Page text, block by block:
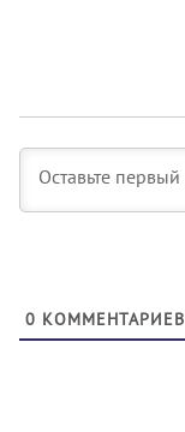
0 КОММЕНТАРИЕВ